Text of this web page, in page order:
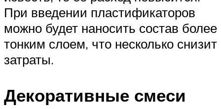
При введении пластификаторов
можно будет наносить состав более
тонким слоем, что несколько снизит
затраты.
Декоративные смеси